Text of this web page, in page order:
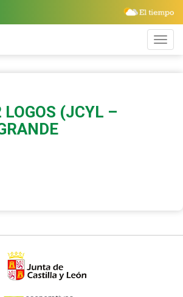
LOGOS (JCYL –